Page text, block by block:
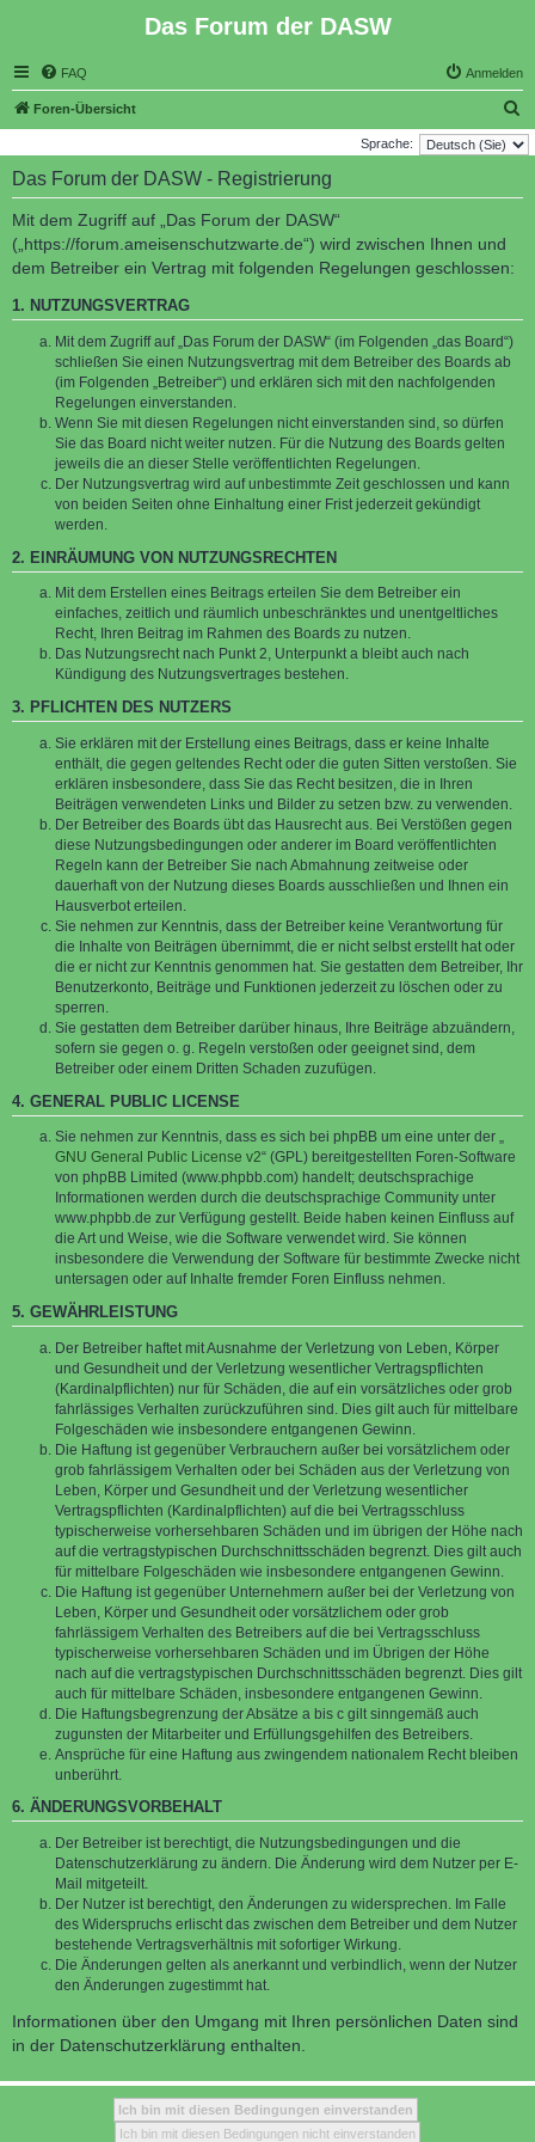
Das Forum der DASW
FAQ Anmelden
Foren-Übersicht
u
Sprache:
Das Forum der DASW - Registrierung
Mit dem Zugriff auf „Das Forum der DASW“
(„https://forum.ameisenschutzwarte.de“) wird zwischen Ihnen und
dem Betreiber ein Vertrag mit folgenden Regelungen geschlossen:
1. NUTZUNGSVERTRAG
Mit dem Zugriff auf „Das Forum der DASW“ (im Folgenden „das Board“)
schließen Sie einen Nutzungsvertrag mit dem Betreiber des Boards ab
(im Folgenden „Betreiber“) und erklären sich mit den nachfolgenden
Regelungen einverstanden.
Wenn Sie mit diesen Regelungen nicht einverstanden sind, so dürfen
Sie das Board nicht weiter nutzen. Für die Nutzung des Boards gelten
jeweils die an dieser Stelle veröffentlichten Regelungen.
Der Nutzungsvertrag wird auf unbestimmte Zeit geschlossen und kann
von beiden Seiten ohne Einhaltung einer Frist jederzeit gekündigt
werden.
2. EINRÄUMUNG VON NUTZUNGSRECHTEN
Mit dem Erstellen eines Beitrags erteilen Sie dem Betreiber ein
einfaches, zeitlich und räumlich unbeschränktes und unentgeltliches
Recht, Ihren Beitrag im Rahmen des Boards zu nutzen.
Das Nutzungsrecht nach Punkt 2, Unterpunkt a bleibt auch nach
Kündigung des Nutzungsvertrages bestehen.
3. PFLICHTEN DES NUTZERS
Sie erklären mit der Erstellung eines Beitrags, dass er keine Inhalte
enthält, die gegen geltendes Recht oder die guten Sitten verstoßen. Sie
erklären insbesondere, dass Sie das Recht besitzen, die in Ihren
Beiträgen verwendeten Links und Bilder zu setzen bzw. zu verwenden.
Der Betreiber des Boards übt das Hausrecht aus. Bei Verstößen gegen
diese Nutzungsbedingungen oder anderer im Board veröffentlichten
Regeln kann der Betreiber Sie nach Abmahnung zeitweise oder
dauerhaft von der Nutzung dieses Boards ausschließen und Ihnen ein
Hausverbot erteilen.
Sie nehmen zur Kenntnis, dass der Betreiber keine Verantwortung für
die Inhalte von Beiträgen übernimmt, die er nicht selbst erstellt hat oder
die er nicht zur Kenntnis genommen hat. Sie gestatten dem Betreiber, Ihr
Benutzerkonto, Beiträge und Funktionen jederzeit zu löschen oder zu
sperren.
Sie gestatten dem Betreiber darüber hinaus, Ihre Beiträge abzuändern,
sofern sie gegen o. g. Regeln verstoßen oder geeignet sind, dem
Betreiber oder einem Dritten Schaden zuzufügen.
4. GENERAL PUBLIC LICENSE
Sie nehmen zur Kenntnis, dass es sich bei phpBB um eine unter der „
GNU General Public License v2“ (GPL) bereitgestellten Foren-Software
von phpBB Limited (www.phpbb.com) handelt; deutschsprachige
Informationen werden durch die deutschsprachige Community unter
www.phpbb.de zur Verfügung gestellt. Beide haben keinen Einfluss auf
die Art und Weise, wie die Software verwendet wird. Sie können
insbesondere die Verwendung der Software für bestimmte Zwecke nicht
untersagen oder auf Inhalte fremder Foren Einfluss nehmen.
5. GEWÄHRLEISTUNG
Der Betreiber haftet mit Ausnahme der Verletzung von Leben, Körper
und Gesundheit und der Verletzung wesentlicher Vertragspflichten
(Kardinalpflichten) nur für Schäden, die auf ein vorsätzliches oder grob
fahrlässiges Verhalten zurückzuführen sind. Dies gilt auch für mittelbare
Folgeschäden wie insbesondere entgangenen Gewinn.
Die Haftung ist gegenüber Verbrauchern außer bei vorsätzlichem oder
grob fahrlässigem Verhalten oder bei Schäden aus der Verletzung von
Leben, Körper und Gesundheit und der Verletzung wesentlicher
Vertragspflichten (Kardinalpflichten) auf die bei Vertragsschluss
typischerweise vorhersehbaren Schäden und im übrigen der Höhe nach
auf die vertragstypischen Durchschnittsschäden begrenzt. Dies gilt auch
für mittelbare Folgeschäden wie insbesondere entgangenen Gewinn.
Die Haftung ist gegenüber Unternehmern außer bei der Verletzung von
Leben, Körper und Gesundheit oder vorsätzlichem oder grob
fahrlässigem Verhalten des Betreibers auf die bei Vertragsschluss
typischerweise vorhersehbaren Schäden und im Übrigen der Höhe
nach auf die vertragstypischen Durchschnittsschäden begrenzt. Dies gilt
auch für mittelbare Schäden, insbesondere entgangenen Gewinn.
Die Haftungsbegrenzung der Absätze a bis c gilt sinngemäß auch
zugunsten der Mitarbeiter und Erfüllungsgehilfen des Betreibers.
Ansprüche für eine Haftung aus zwingendem nationalem Recht bleiben
unberührt.
6. ÄNDERUNGSVORBEHALT
Der Betreiber ist berechtigt, die Nutzungsbedingungen und die
Datenschutzerklärung zu ändern. Die Änderung wird dem Nutzer per E-
Mail mitgeteilt.
Der Nutzer ist berechtigt, den Änderungen zu widersprechen. Im Falle
des Widerspruchs erlischt das zwischen dem Betreiber und dem Nutzer
bestehende Vertragsverhältnis mit sofortiger Wirkung.
Die Änderungen gelten als anerkannt und verbindlich, wenn der Nutzer
den Änderungen zugestimmt hat.
Informationen über den Umgang mit Ihren persönlichen Daten sind
in der Datenschutzerklärung enthalten.